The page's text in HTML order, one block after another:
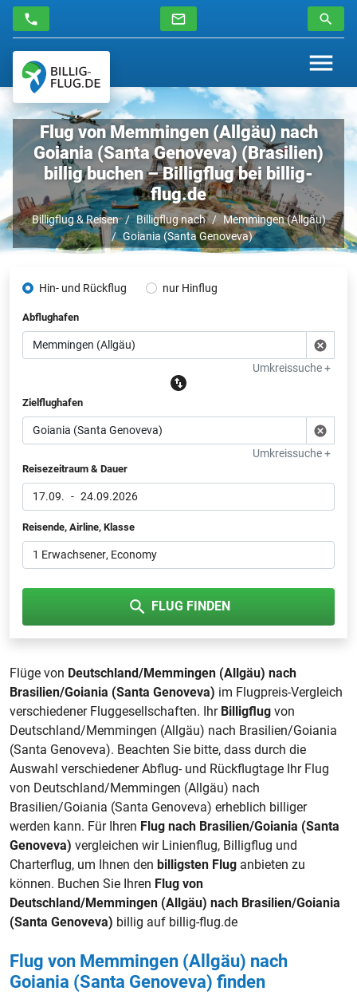
Flug von Memmingen (Allgäu) nach
Goiania (Santa Genoveva) (Brasilien)
billig buchen – Billigflug bei billig-
flug.de
Billigflug & Reisen Billigflug nach
Memmingen (Allgäu)
Goiania (Santa Genoveva)
Hin- und Rückflug nur Hinflug
Abflughafen
Umkreissuche +
Zielflughafen
Umkreissuche +
Reisezeitraum & Dauer
17.09. - 24.09.2026
Reisende, Airline, Klasse
1 Erwachsener, Economy
FLUG FINDEN
Flüge von Deutschland/Memmingen (Allgäu) nach
Brasilien/Goiania (Santa Genoveva) im Flugpreis-Vergleich
verschiedener Fluggesellschaften. Ihr Billigflug von
Deutschland/Memmingen (Allgäu) nach Brasilien/Goiania
(Santa Genoveva). Beachten Sie bitte, dass durch die
Auswahl verschiedener Abflug- und Rückflugtage Ihr Flug
von Deutschland/Memmingen (Allgäu) nach
Brasilien/Goiania (Santa Genoveva) erheblich billiger
werden kann. Für Ihren Flug nach Brasilien/Goiania (Santa
Genoveva) vergleichen wir Linienflug, Billigflug und
Charterflug, um Ihnen den billigsten Flug anbieten zu
können. Buchen Sie Ihren Flug von
Deutschland/Memmingen (Allgäu) nach Brasilien/Goiania
(Santa Genoveva) billig auf billig-flug.de
Flug von Memmingen (Allgäu) nach
Goiania (Santa Genoveva) finden